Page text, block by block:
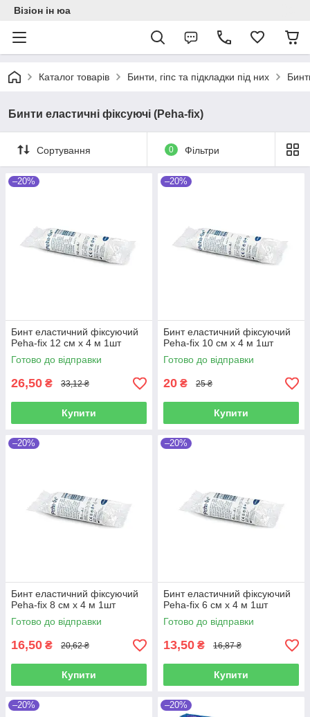
Візіон ін юа
Каталог товарів Бинти, гіпс та підкладки під них
Бинти еластичні фіксуючі (Peha-fix)
Сортування 0 Фільтри
–20%
Бинт еластичний фіксуючий
Peha-fix 12 см х 4 м 1шт
Готово до відправки
26,50 ₴ 33,12 ₴
Купити
–20%
Бинт еластичний фіксуючий
Peha-fix 10 см х 4 м 1шт
Готово до відправки
20 ₴ 25 ₴
Купити
–20%
Бинт еластичний фіксуючий
Peha-fix 8 см х 4 м 1шт
Готово до відправки
16,50 ₴ 20,62 ₴
Купити
–20%
Бинт еластичний фіксуючий
Peha-fix 6 см х 4 м 1шт
Готово до відправки
13,50 ₴ 16,87 ₴
Купити
–20% –20%